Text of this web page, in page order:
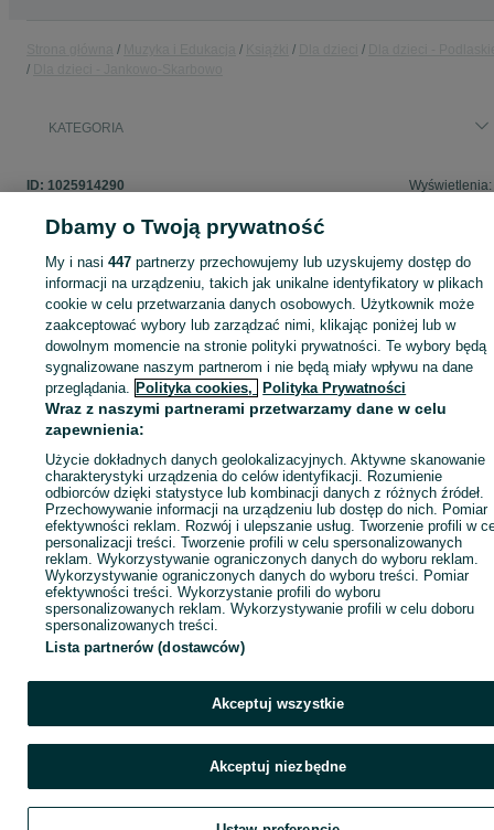
KATEGORIA
ID: 1025914290 Wyświetlenia:
Zaloguj się lub załóż konto na OLX, aby skontaktować się z
sprzedającym
Zaloguj się / Załóż konto
Wyślij wiadomość
Dbamy o Twoją prywatność
My i nasi447 partnerzy przechowujemy lub uzyskujemy dostęp do
informacji na urządzeniu, takich jak unikalne identyfikatory w plikach
cookie w celu przetwarzania danych osobowych. Użytkownik może
zaakceptować wybory lub zarządzać nimi, klikając poniżej lub w
dowolnym momencie na stronie polityki prywatności. Te wybory będą
sygnalizowane naszym partnerom i nie będą miały wpływu na dane
przeglądania. Polityka cookies, Polityka Prywatności
Wraz z naszymi partnerami przetwarzamy dane w celu
zapewnienia:
Użycie dokładnych danych geolokalizacyjnych. Aktywne skanowanie
charakterystyki urządzenia do celów identyfikacji. Rozumienie
odbiorców dzięki statystyce lub kombinacji danych z różnych źródeł.
Przechowywanie informacji na urządzeniu lub dostęp do nich. Pomiar
efektywności reklam. Rozwój i ulepszanie usług. Tworzenie profili w
personalizacji treści. Tworzenie profili w celu spersonalizowanych
reklam. Wykorzystywanie ograniczonych danych do wyboru reklam.
Wykorzystywanie ograniczonych danych do wyboru treści. Pomiar
efektywności treści. Wykorzystanie profili do wyboru
spersonalizowanych reklam. Wykorzystywanie profili w celu doboru
spersonalizowanych treści.
Lista partnerów (dostawców)
Akceptuj wszystkie
Akceptuj niezbędne